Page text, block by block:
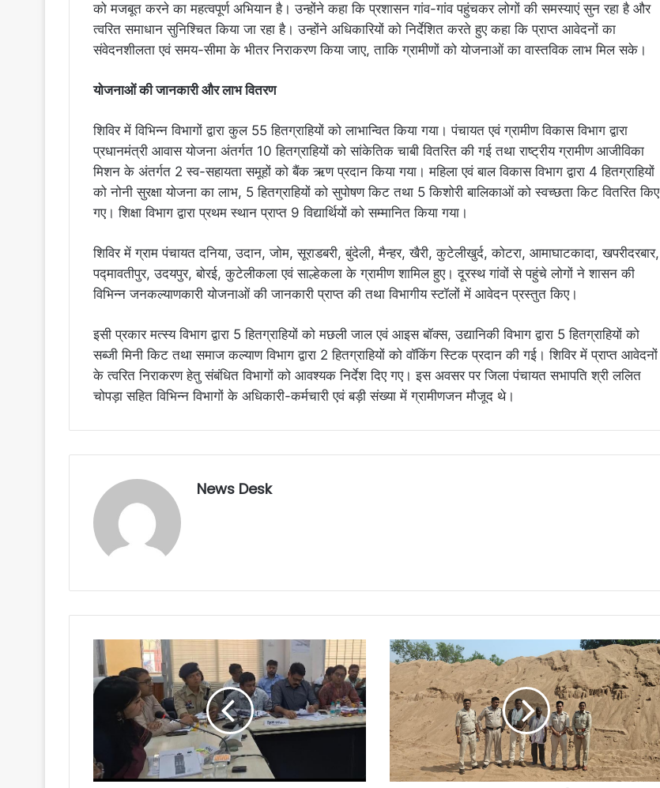
को मजबूत करने का महत्वपूर्ण अभियान है। उन्होंने कहा कि प्रशासन गांव-गांव पहुंचकर लोगों की समस्याएं सुन रहा है और
त्वरित समाधान सुनिश्चित किया जा रहा है। उन्होंने अधिकारियों को निर्देशित करते हुए कहा कि प्राप्त आवेदनों का
संवेदनशीलता एवं समय-सीमा के भीतर निराकरण किया जाए, ताकि ग्रामीणों को योजनाओं का वास्तविक लाभ मिल सके।
योजनाओं की जानकारी और लाभ वितरण
शिविर में विभिन्न विभागों द्वारा कुल 55 हितग्राहियों को लाभान्वित किया गया। पंचायत एवं ग्रामीण विकास विभाग द्वारा
प्रधानमंत्री आवास योजना अंतर्गत 10 हितग्राहियों को सांकेतिक चाबी वितरित की गई तथा राष्ट्रीय ग्रामीण आजीविका
मिशन के अंतर्गत 2 स्व-सहायता समूहों को बैंक ऋण प्रदान किया गया। महिला एवं बाल विकास विभाग द्वारा 4 हितग्राहियों
को नोनी सुरक्षा योजना का लाभ, 5 हितग्राहियों को सुपोषण किट तथा 5 किशोरी बालिकाओं को स्वच्छता किट वितरित किए
गए। शिक्षा विभाग द्वारा प्रथम स्थान प्राप्त 9 विद्यार्थियों को सम्मानित किया गया।
शिविर में ग्राम पंचायत दनिया, उदान, जोम, सूराडबरी, बुंदेली, मैन्हर, खैरी, कुटेलीखुर्द, कोटरा, आमाघाटकादा, खपरीदरबार,
पद्मावतीपुर, उदयपुर, बोरई, कुटेलीकला एवं साल्हेकला के ग्रामीण शामिल हुए। दूरस्थ गांवों से पहुंचे लोगों ने शासन की
विभिन्न जनकल्याणकारी योजनाओं की जानकारी प्राप्त की तथा विभागीय स्टॉलों में आवेदन प्रस्तुत किए।
इसी प्रकार मत्स्य विभाग द्वारा 5 हितग्राहियों को मछली जाल एवं आइस बॉक्स, उद्यानिकी विभाग द्वारा 5 हितग्राहियों को
सब्जी मिनी किट तथा समाज कल्याण विभाग द्वारा 2 हितग्राहियों को वॉकिंग स्टिक प्रदान की गई। शिविर में प्राप्त आवेदनों
के त्वरित निराकरण हेतु संबंधित विभागों को आवश्यक निर्देश दिए गए। इस अवसर पर जिला पंचायत सभापति श्री ललित
चोपड़ा सहित विभिन्न विभागों के अधिकारी-कर्मचारी एवं बड़ी संख्या में ग्रामीणजन मौजूद थे।
News Desk